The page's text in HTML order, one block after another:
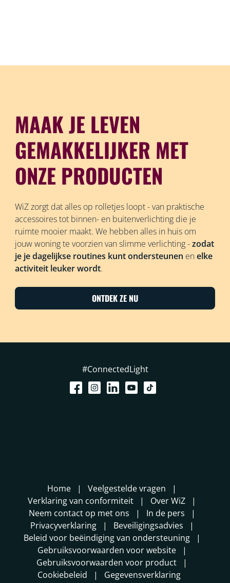
MAAK JE LEVEN
GEMAKKELIJKER MET
ONZE PRODUCTEN
WiZ zorgt dat alles op rolletjes loopt - van praktische
accessoires tot binnen- en buitenverlichting die je
ruimte mooier maakt. We hebben alles in huis om
jouw woning te voorzien van slimme verlichting -zodat
je je dagelijkse routines kunt ondersteunen enelke
activiteit leuker wordt.
ONTDEK ZE NU
#ConnectedLight
Home
Veelgestelde vragen
Verklaring van conformiteit
Over WiZ
Neem contact op met ons
In de pers
Privacyverklaring
Beveiligingsadvies
Beleid voor beëindiging van ondersteuning
Gebruiksvoorwaarden voor website
Gebruiksvoorwaarden voor product
Cookiebeleid
Gegevensverklaring